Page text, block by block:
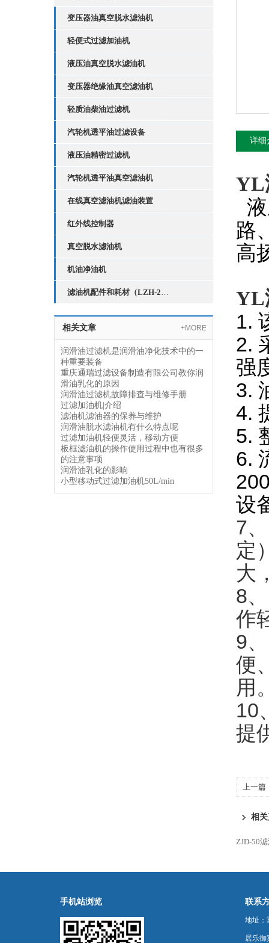
变压器油真空脱水滤油机
轻便式过滤加油机
液压油真空脱水滤油机
变压器绝缘油真空滤油机
轻质油柴油过滤机
汽轮机透平油过滤设备
液压油精密过滤机
汽轮机透平油真空滤油机
在线真空滤油机滤油装置
红外线控制器
真空脱水滤油机
机油净油机
滤油机配件和耗材（LZH-2红外线液位控制器）
相关文章 +MORE
润滑油过滤机是润滑油净化技术中的一
种重要装备
重庆通瑞过滤设备制造有限公司教你润
滑油乳化的原因
润滑油过滤机故障排查与维修手册
过滤加油机|介绍
滤油机滤油器的保养与维护
润滑油脱水滤油机有什么特点呢
过滤加油机轻便灵活，移动方便
板框滤油机的操作使用过程中也有很多
的注意事项
润滑油乳化的影响
小型移动式过滤加油机50L/min
详细
YL
路
高
YL
1.
2.
强
3.
4.
5.
6.
设
7、
定
大
8
作
9
便
用
提
上一篇
相
ZJD-50
手机站浏览 联系
地址：
居乐御